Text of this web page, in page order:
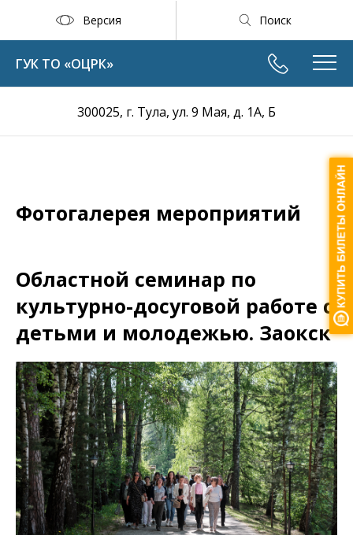
Версия Поиск
300025, г. Тула, ул. 9 Мая, д. 1А, Б
ГУК ТО «ОЦРК»
Фотогалерея мероприятий
Областной семинар по
культурно-досуговой работе с
детьми и молодежью. Заокск